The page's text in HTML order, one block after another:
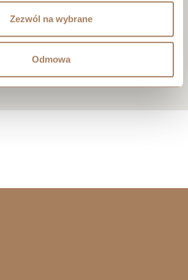
Zezwól na wybrane
Odmowa